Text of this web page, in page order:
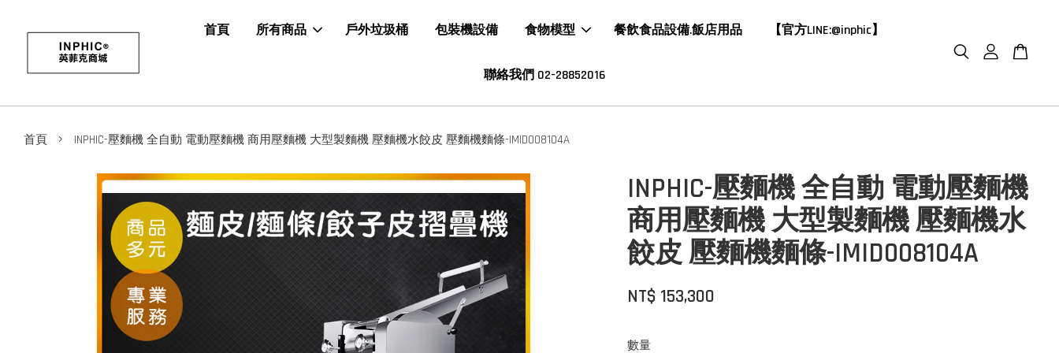
首頁 所有商品 戶外垃圾桶 包裝機設備 食物模型 餐飲食品設備.飯店用品 【官方LINE:@inphic】
聯絡我們 02-28852016
首頁 › INPHIC-壓麵機 全自動 電動壓麵機 商用壓麵機 大型製麵機 壓麵機水餃皮 壓麵機麵條-IMID008104A
INPHIC-壓麵機 全自動 電動壓麵機
商用壓麵機 大型製麵機 壓麵機水
餃皮 壓麵機麵條-IMID008104A
NT$ 153,300
數量